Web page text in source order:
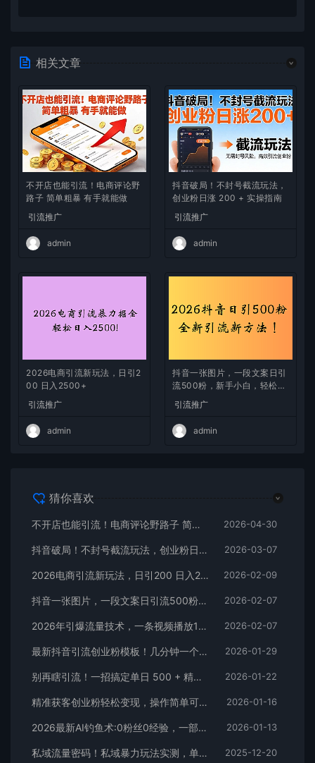
相关文章
不开店也能引流！电商评论野
路子 简单粗暴 有手就能做
引流推广
admin
抖音破局！不封号截流玩法，
创业粉日涨 200 + 实操指南
引流推广
admin
2026电商引流新玩法，日引2
00 日入2500+
引流推广
admin
抖音一张图片，一段文案日引
流500粉，新手小白，轻松上
引流推广
admin
猜你喜欢
不开店也能引流！电商评论野路子 简单粗暴 有手就能做 2026-04-30
抖音破局！不封号截流玩法，创业粉日涨 200 + 实操指南 2026-03-07
2026电商引流新玩法，日引200 日入2500+ 2026-02-09
抖音一张图片，一段文案日引流500粉，新手小白，轻松上手 2026-02-07
2026年引爆流量技术，一条视频播放100W＋，无脑发，小白轻松上手 2026-02-07
最新抖音引流创业粉模板！几分钟一个视频，非常暴力，小白直接可上手操作！ 2026-01-29
别再瞎引流！一招搞定单日 500 + 精准粉，微信直接爆仓 2026-01-22
精准获客创业粉轻松变现，操作简单可放大，单日轻松3000+ 2026-01-16
2026最新AI钓鱼术:0粉丝0经验，一部手机就能开启赚钱模式 2026-01-13
私域流量密码！私域暴力玩法实测，单日 500 + 精准粉直接加满 2025-12-20